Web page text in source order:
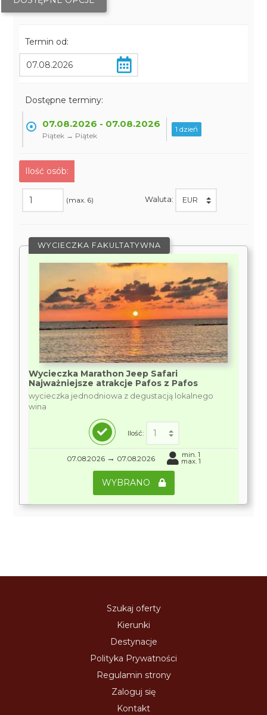
Termin od:
Dostępne terminy:
07.08.2026 - 07.08.2026
Piątek → Piątek
1 dzień
Ilość osób:
(max. 6) Waluta:
WYCIECZKA FAKULTATYWNA
Wycieczka Marathon Jeep Safari
Najważniejsze atrakcje Pafos z Pafos
wycieczka jednodniowa z degustacją lokalnego
wina
Ilość:
07.08.2026 → 07.08.2026 min. 1
max. 1
WYBRANO
Szukaj oferty
Kierunki
Destynacje
Polityka Prywatności
Regulamin strony
Zaloguj się
Kontakt